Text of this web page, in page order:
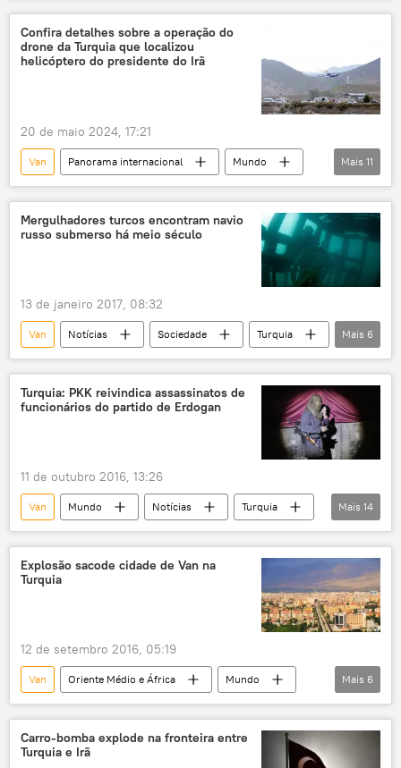
artefatos
escavação
civilizações antigas
escudo
Confira detalhes sobre a operação do
drone da Turquia que localizou
helicóptero do presidente do Irã
20 de maio 2024, 17:21
Van Panorama internacional
Mundo
Irã
Azerbaijão
Ministério das Relações Exteriores
Ministério da Defesa
Telegram
Ebrahim Raisi
Mais 11
Mergulhadores turcos encontram navio
russo submerso há meio século
13 de janeiro 2017, 08:32
Van Notícias Sociedade
Turquia
pesquisa
descoberta
navio
mergulhadores
Rússia
Mais 6
Turquia: PKK reivindica assassinatos de
funcionários do partido de Erdogan
11 de outubro 2016, 13:26
Van Mundo Notícias
Turquia
Diyarbakir
Binali Yildirim
Recep Tayyip Erdogan
Aydin Mustu
Deryan Aktert
curdos
autonomia
separatismo
assassinatos
funcionários
governo turco
Mais 14
Explosão sacode cidade de Van na
Turquia
12 de setembro 2016, 05:19
Van Oriente Médio e África
Mundo
Notícias
Turquia
Partido dos Trabalhadores do Curdistão (PKK)
explosão
Mais 6
Carro-bomba explode na fronteira entre
Turquia e Irã